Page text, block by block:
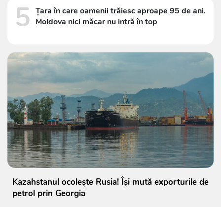
5 Țara în care oamenii trăiesc aproape 95 de ani.
Moldova nici măcar nu intră în top
Kazahstanul ocolește Rusia! Își mută exporturile de
petrol prin Georgia